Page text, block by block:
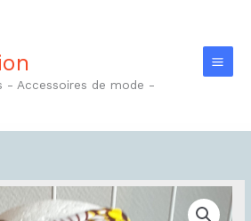
- Accessoires de mode -